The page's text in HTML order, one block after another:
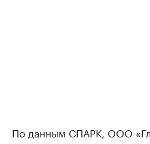
По данным СПАРК, ООО